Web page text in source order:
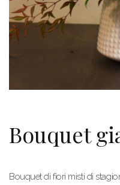
Bouquet
Bouquet di fiori misti di